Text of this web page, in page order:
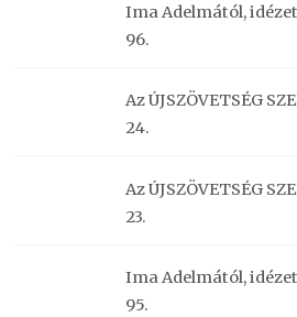
Ima Adelmától,
96.
Az ÚJSZÖVETSÉG
24.
Az ÚJSZÖVETSÉG
23.
Ima Adelmától,
95.